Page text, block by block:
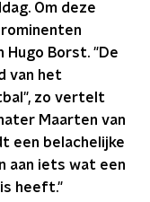
Om deze
Hugo Borst. "De
van het
zo vertelt
Maarten van
een belachelijke
aan iets wat een
heeft."